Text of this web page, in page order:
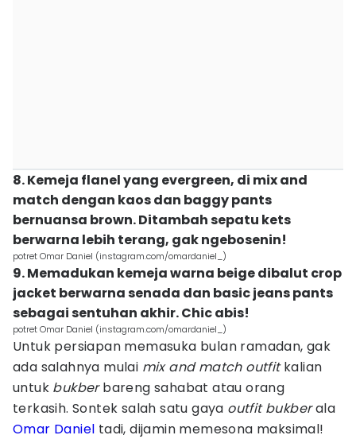
8. Kemeja flanel yang evergreen, di mix and
match dengan kaos dan baggy pants
bernuansa brown. Ditambah sepatu kets
berwarna lebih terang, gak ngebosenin!
potret Omar Daniel (instagram.com/omardaniel_)
9. Memadukan kemeja warna beige dibalut crop
jacket berwarna senada dan basic jeans pants
sebagai sentuhan akhir. Chic abis!
potret Omar Daniel (instagram.com/omardaniel_)
Untuk persiapan memasuka bulan ramadan, gak
ada salahnya mulai mix and match outfitkalian
untuk bukberbareng sahabat atau orang
terkasih. Sontek salah satu gaya outfit bukberala
Omar Daniel tadi, dijamin memesona maksimal!